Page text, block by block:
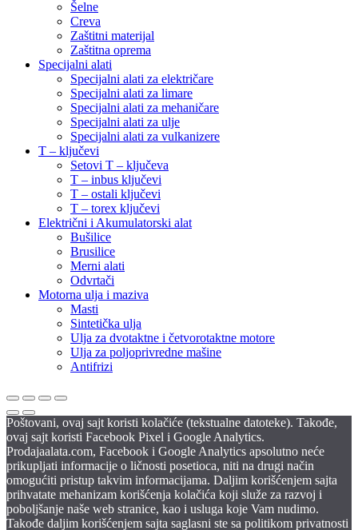
Šelne
Creva
Zaštitni materijal
Zaštitna oprema
Specijalni alati
Specijalni alati za električare
Specijalni alati za limare
Specijalni alati za mehaničare
Specijalni alati za ulje
Specijalni alati za vulkanizere
T – ključevi
Setovi T – ključeva
T – inbus ključevi
T – ostali ključevi
T – torex ključevi
Električni i Akumulatorski alat
Bušilice
Brusilice
Merni alati
Odvrtači
Motorna ulja i maziva
Masti
Sintetička ulja
Ulja za dvotaktne i četvorotaktne motore
Ulja za poljoprivredne mašine
Antifrizi
Poštovani, ovaj sajt koristi kolačiće (tekstualne datoteke). Takođe,
ovaj sajt koristi Facebook Pixel i Google Analytics.
Prodajaalata.com, Facebook i Google Analytics apsolutno neće
prikupljati informacije o ličnosti posetioca, niti na drugi način
omogućiti pristup takvim informacijama. Daljim korišćenjem sajta
prihvatate mehanizam korišćenja kolačića koji služe za razvoj i
poboljšanje naše web stranice, kao i usluga koje Vam nudimo.
Takođe daljim korišćenjem sajta saglasni ste sa politikom privatnosti